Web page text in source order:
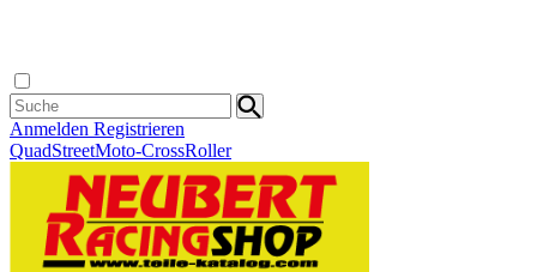
Anmelden Registrieren
QuadStreetMoto-CrossRoller